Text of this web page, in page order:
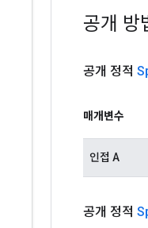
공개 방
공개 정적
매개변수
인접 A
공개 정적